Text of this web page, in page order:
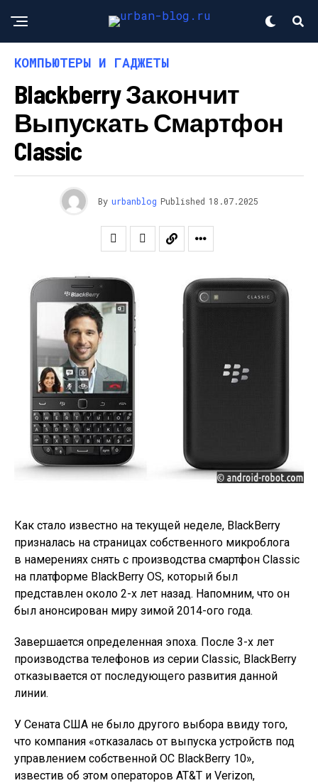
КОМПЬЮТЕРЫ И ГАДЖЕТЫ
Blackberry Закончит
Выпускать Смартфон
Classic
By urbanblog Published 18.07.2025
Как стало известно на текущей неделе, BlackBerry
призналась на страницах собственного микроблога
в намерениях снять с производства смартфон Classic
на платформе BlackBerry OS, который был
представлен около 2-х лет назад. Напомним, что он
был анонсирован миру зимой 2014-ого года.
Завершается определенная эпоха. После 3-х лет
производства телефонов из серии Classic, BlackBerry
отказывается от последующего развития данной
линии.
У Сената США не было другого выбора ввиду того,
что компания «отказалась от выпуска устройств под
управлением собственной ОС BlackBerry 10»,
известив об этом операторов AT&T и Verizon,